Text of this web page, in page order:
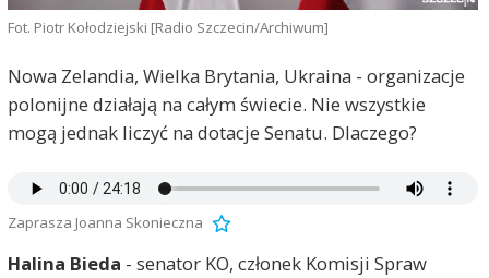
Fot. Piotr Kołodziejski [Radio Szczecin/Archiwum]
Nowa Zelandia, Wielka Brytania, Ukraina - organizacje
polonijne działają na całym świecie. Nie wszystkie
mogą jednak liczyć na dotacje Senatu. Dlaczego?
Zaprasza Joanna Skonieczna
Halina Bieda - senator KO, członek Komisji Spraw